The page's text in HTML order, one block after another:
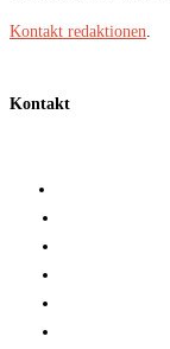
Kontakt redaktionen
Kontakt